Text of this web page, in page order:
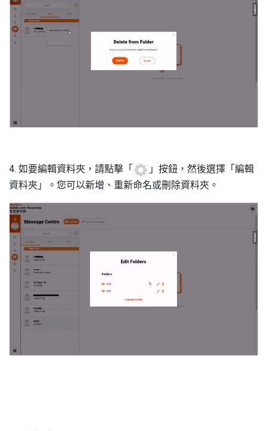
4. 如要編輯資料夾，請點擊「
」按鈕，然後選擇「編輯
資料夾」。您可以新增、重新命名或刪除資料夾。